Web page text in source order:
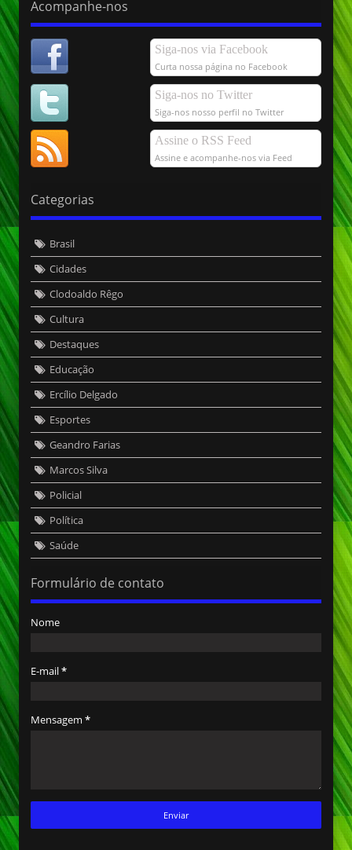
Acompanhe-nos
Siga-nos via Facebook
Curta nossa página no Facebook
Siga-nos no Twitter
Siga-nos nosso perfil no Twitter
Assine o RSS Feed
Assine e acompanhe-nos via Feed
Categorias
Brasil
Cidades
Clodoaldo Rêgo
Cultura
Destaques
Educação
Ercílio Delgado
Esportes
Geandro Farias
Marcos Silva
Policial
Política
Saúde
Formulário de contato
Nome
E-mail*
Mensagem *